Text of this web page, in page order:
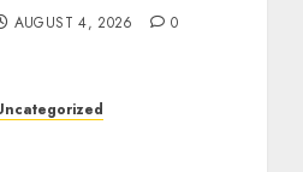
AUGUST 4, 2026 0